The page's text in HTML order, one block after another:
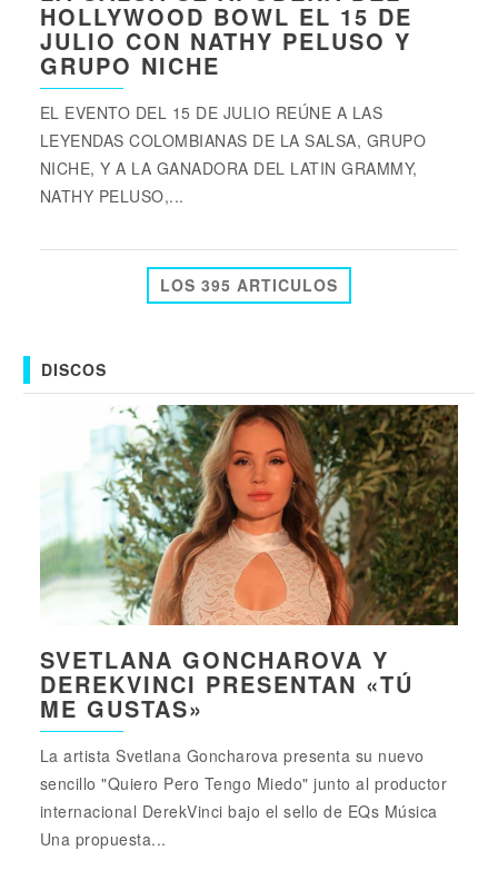
HOLLYWOOD BOWL EL 15 DE
JULIO CON NATHY PELUSO Y
GRUPO NICHE
EL EVENTO DEL 15 DE JULIO REÚNE A LAS
LEYENDAS COLOMBIANAS DE LA SALSA, GRUPO
NICHE, Y A LA GANADORA DEL LATIN GRAMMY,
NATHY PELUSO,...
LOS 395 ARTICULOS
DISCOS
SVETLANA GONCHAROVA Y
DEREKVINCI PRESENTAN «TÚ
ME GUSTAS»
La artista Svetlana Goncharova presenta su nuevo
sencillo "Quiero Pero Tengo Miedo" junto al productor
internacional DerekVinci bajo el sello de EQs Música
Una propuesta...